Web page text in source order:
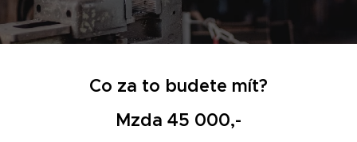
Co za to budete mít?
Mzda 45 000,-